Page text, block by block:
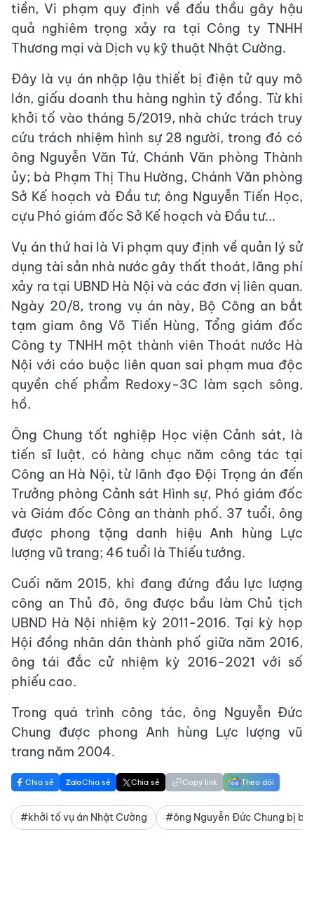
tiền, Vi phạm quy định về đấu thầu gây hậu
quả nghiêm trọng xảy ra tại Công ty TNHH
Thương mại và Dịch vụ kỹ thuật Nhật Cường.
Đây là vụ án nhập lậu thiết bị điện tử quy mô
lớn, giấu doanh thu hàng nghìn tỷ đồng. Từ khi
khởi tố vào tháng 5/2019, nhà chức trách truy
cứu trách nhiệm hình sự 28 người, trong đó có
ông Nguyễn Văn Tứ, Chánh Văn phòng Thành
ủy; bà Phạm Thị Thu Hường, Chánh Văn phòng
Sở Kế hoạch và Đầu tư; ông Nguyễn Tiến Học,
cựu Phó giám đốc Sở Kế hoạch và Đầu tư...
Vụ án thứ hai là Vi phạm quy định về quản lý sử
dụng tài sản nhà nước gây thất thoát, lãng phí
xảy ra tại UBND Hà Nội và các đơn vị liên quan.
Ngày 20/8, trong vụ án này, Bộ Công an bắt
tạm giam ông Võ Tiến Hùng, Tổng giám đốc
Công ty TNHH một thành viên Thoát nước Hà
Nội với cáo buộc liên quan sai phạm mua độc
quyền chế phẩm Redoxy-3C làm sạch sông,
hồ.
Ông Chung tốt nghiệp Học viện Cảnh sát, là
tiến sĩ luật, có hàng chục năm công tác tại
Công an Hà Nội, từ lãnh đạo Đội Trọng án đến
Trưởng phòng Cảnh sát Hình sự, Phó giám đốc
và Giám đốc Công an thành phố. 37 tuổi, ông
được phong tặng danh hiệu Anh hùng Lực
lượng vũ trang; 46 tuổi là Thiếu tướng.
Cuối năm 2015, khi đang đứng đầu lực lượng
công an Thủ đô, ông được bầu làm Chủ tịch
UBND Hà Nội nhiệm kỳ 2011-2016. Tại kỳ họp
Hội đồng nhân dân thành phố giữa năm 2016,
ông tái đắc cử nhiệm kỳ 2016-2021 với số
phiếu cao.
Trong quá trình công tác, ông Nguyễn Đức
Chung được phong Anh hùng Lực lượng vũ
trang năm 2004.
Chia sẻ Chia sẻ Chia sẻ Copy link Theo dõi
#khởi tố vụ án Nhật Cường #ông Nguyễn Đức Chung bị bắt